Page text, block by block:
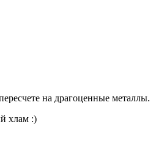
на драгоценные металлы.
хлам :)